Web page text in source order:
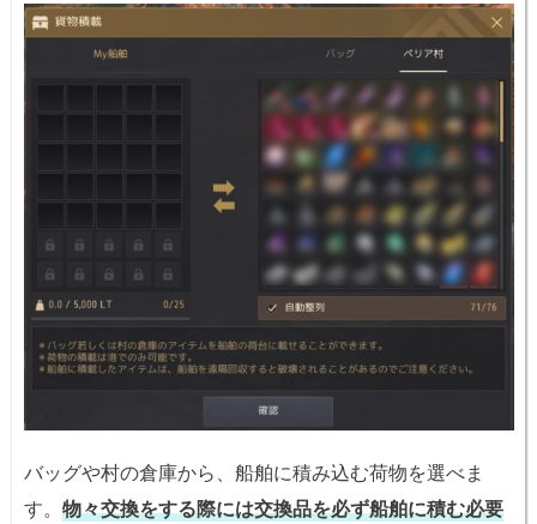
バッグや村の倉庫から、船舶に積み込む荷物を選べま
す。 物々交換をする際には交換品を必ず船舶に積む必要